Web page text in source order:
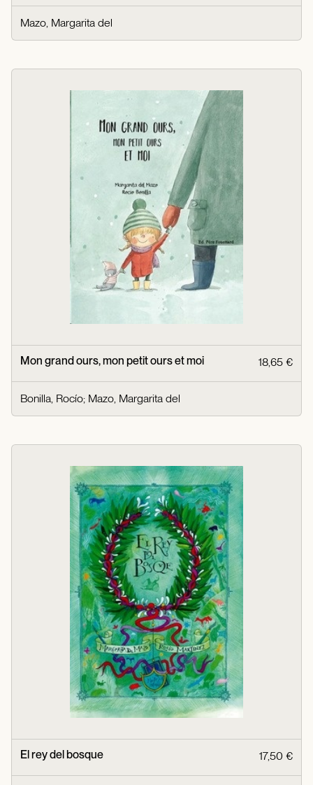
Mazo, Margarita del
Mon grand ours, mon petit ours et moi 18,65 €
Bonilla, Rocío; Mazo, Margarita del
El rey del bosque 17,50 €